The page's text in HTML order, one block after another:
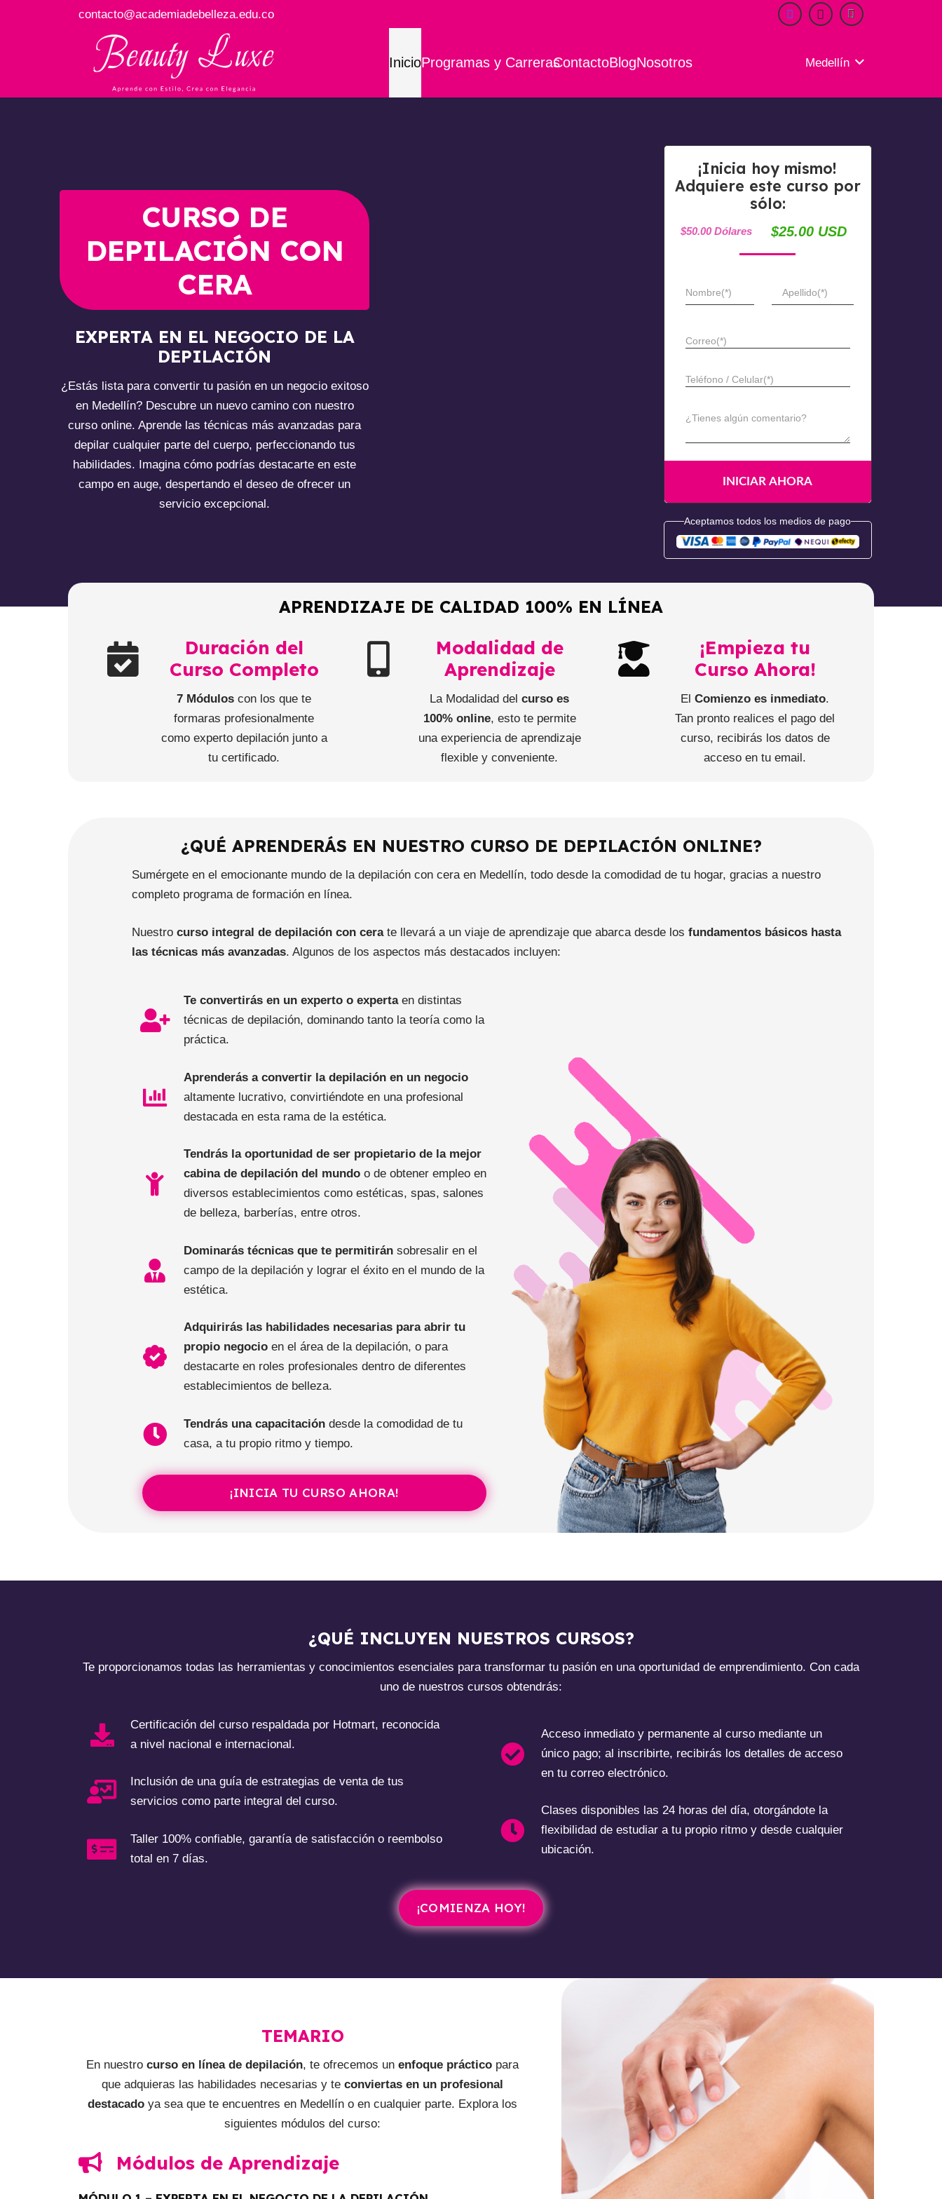
contacto@academiadebelleza.edu.co
InicioProgramas y CarrerasContactoBlogNosotros Medellín
CURSO DE
DEPILACIÓN CON
CERA
EXPERTA EN EL NEGOCIO DE LA
DEPILACIÓN
¿Estás lista para convertir tu pasión en un negocio exitoso
en Medellín? Descubre un nuevo camino con nuestro
curso online. Aprende las técnicas más avanzadas para
depilar cualquier parte del cuerpo, perfeccionando tus
habilidades. Imagina cómo podrías destacarte en este
campo en auge, despertando el deseo de ofrecer un
servicio excepcional.
¡Inicia hoy mismo!
Adquiere este curso por
sólo:
$50.00 Dólares $25.00 USD
Nombre(*) Apellido(*)
Correo(*)
Teléfono / Celular(*)
¿Tienes algún comentario?
Aceptamos todos los medios de pago
APRENDIZAJE DE CALIDAD 100% EN LÍNEA
Duración del
Curso Completo
7 Módulos con los que te
formaras profesionalmente
como experto depilación junto a
tu certificado.
Modalidad de
Aprendizaje
La Modalidad delcurso es
100% online, esto te permite
una experiencia de aprendizaje
flexible y conveniente.
¡Empieza tu
Curso Ahora!
ElComienzo es inmediato.
Tan pronto realices el pago del
curso, recibirás los datos de
acceso en tu email.
¿QUÉ APRENDERÁS EN NUESTRO CURSO DE DEPILACIÓN ONLINE?
Sumérgete en el emocionante mundo de la depilación con cera en Medellín, todo desde la comodidad de tu hogar, gracias a nuestro
completo programa de formación en línea.
Nuestrocurso integral de depilación con cerate llevará a un viaje de aprendizaje que abarca desde los fundamentos básicos hasta
las técnicas más avanzadas. Algunos de los aspectos más destacados incluyen:
Te convertirás en un experto o expertaen distintas
técnicas de depilación, dominando tanto la teoría como la
práctica.
Aprenderás a convertir la depilación en un negocio
altamente lucrativo, convirtiéndote en una profesional
destacada en esta rama de la estética.
Tendrás la oportunidad de ser propietario de la mejor
cabina de depilación del mundoo de obtener empleo en
diversos establecimientos como estéticas, spas, salones
de belleza, barberías, entre otros.
Dominarás técnicas que te permitiránsobresalir en el
campo de la depilación y lograr el éxito en el mundo de la
estética.
Adquirirás las habilidades necesarias para abrir tu
propio negocioen el área de la depilación, o para
destacarte en roles profesionales dentro de diferentes
establecimientos de belleza.
Tendrás una capacitacióndesde la comodidad de tu
casa, a tu propio ritmo y tiempo.
¡INICIA TU CURSO AHORA!
¿QUÉ INCLUYEN NUESTROS CURSOS?
Te proporcionamos todas las herramientas y conocimientos esenciales para transformar tu pasión en una oportunidad de emprendimiento. Con cada
uno de nuestros cursos obtendrás:
Certificación del curso respaldada por Hotmart, reconocida
a nivel nacional e internacional.
Inclusión de una guía de estrategias de venta de tus
servicios como parte integral del curso.
Taller 100% confiable, garantía de satisfacción o reembolso
total en 7 días.
Acceso inmediato y permanente al curso mediante un
único pago; al inscribirte, recibirás los detalles de acceso
en tu correo electrónico.
Clases disponibles las 24 horas del día, otorgándote la
flexibilidad de estudiar a tu propio ritmo y desde cualquier
ubicación.
¡COMIENZA HOY!
TEMARIO
En nuestro curso en línea de depilación, te ofrecemos unenfoque práctico para
que adquieras las habilidades necesarias y teconviertas en un profesional
destacado ya sea que te encuentres en Medellín o en cualquier parte. Explora los
siguientes módulos del curso:
Módulos de Aprendizaje